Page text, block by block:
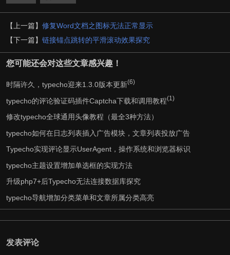
【上一篇】 修复Word文档之图标无法正常显示
【下一篇】 链接锚点跳转的平滑滚动效果探究
您可能还会对这些文章感兴趣！
时隔许久，typecho迎来1.3.0版本更新(6)
typecho的评论验证码插件Captcha下载和调用教程(1)
修改typecho全球通用头像教程（最全3种方法）
typecho如何在日志列表插入广告模块，文章列表投放广告
Typecho实现评论显示UserAgent，操作系统和浏览器标识
typecho主题设置增加单选框的实现方法
升级php7+后Typecho无法连接数据库探究
typecho导航增加分类菜单和文章所属分类高亮
发表评论